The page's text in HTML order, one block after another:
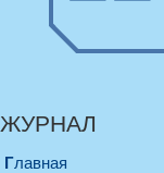
ЖУРНАЛ
Главная